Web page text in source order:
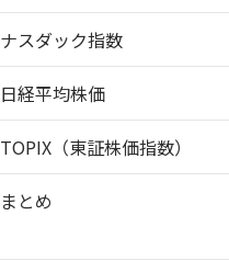
ナスダック指数
日経平均株価
TOPIX（東証株価指数）
まとめ